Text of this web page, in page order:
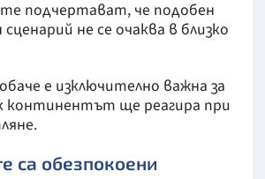
подчертават, че подобен
не се очаква в близко
е изключително важна за
континентът ще реагира при
са обезпокоени